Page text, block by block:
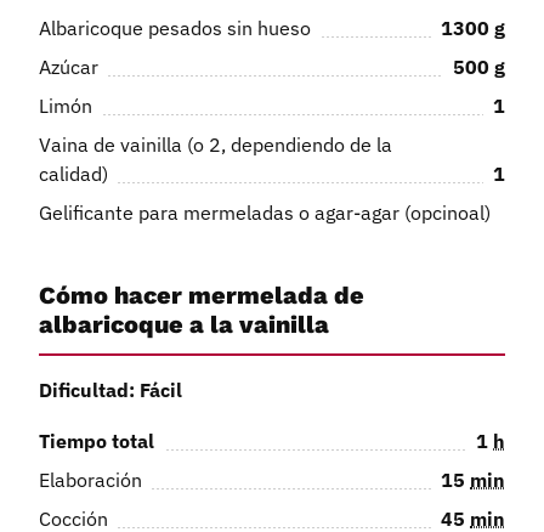
Albaricoque pesados sin hueso 1300 g
Azúcar
500 g
Limón
1
Vaina de vainilla (o 2, dependiendo de la
calidad)
1
Gelificante para mermeladas o agar-agar (opcinoal)
Cómo hacer mermelada de
albaricoque a la vainilla
Dificultad: Fácil
Tiempo total 1 h
Elaboración
15 min
Cocción
45 min